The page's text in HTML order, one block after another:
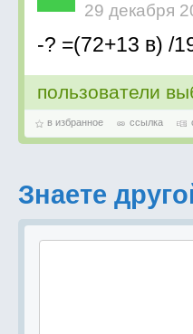
29 декабря
-? =(72+13 в) /
пользователи
в избранное ссылка
Знаете